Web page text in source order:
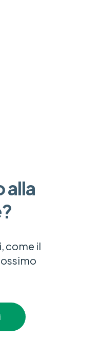
alla
come il